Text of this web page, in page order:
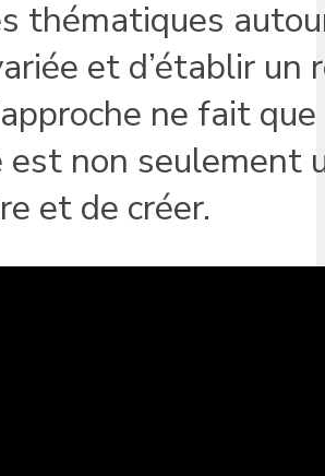
thématiques
et d’établir un
ne fait
est non seulement
et de créer.